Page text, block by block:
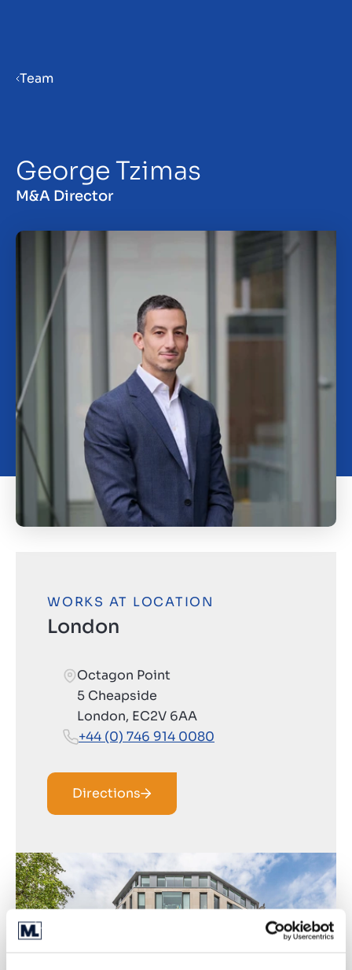
Prodaja podjetja
Vpogledi
About us
Contact
Team
George Tzimas
M&A Director
WORKS AT LOCATION
London
Octagon Point
5 Cheapside
London, EC2V 6AA
+44 (0) 746 914 0080
Directions